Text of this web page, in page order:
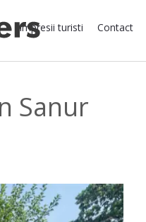
Impresii turisti Contact
Sanur